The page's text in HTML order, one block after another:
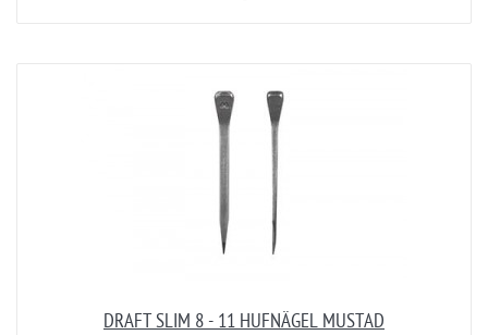
DRAFT SLIM 8 - 11 HUFNÄGEL MUSTAD